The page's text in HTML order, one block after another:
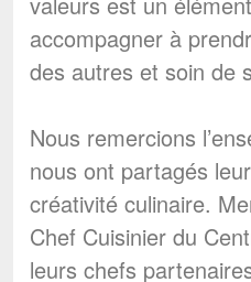
accompagner à
des autres et soin de
Nous remercions
nous ont partagés
créativité culinaire.
Chef Cuisinier du
leurs chefs